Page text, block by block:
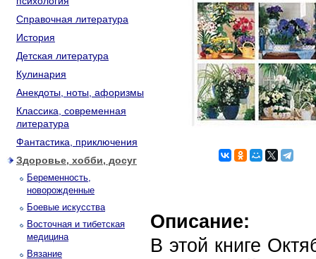
Справочная литература
История
Детская литература
Кулинария
Анекдоты, ноты, афоризмы
Классика, современная
литература
Фантастика, приключения
Здоровье, хобби, досуг
Беременность,
новорожденные
Боевые искусства
Восточная и тибетская
медицина
Вязание
Описание:
В этой книге